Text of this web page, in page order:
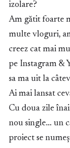
izolare?
Am gătit foarte
multe vloguri,
creez cat mai
pe Instagram &
sa ma uit la
Ai mai lansat
Cu doua zile
nou single… un
proiect se